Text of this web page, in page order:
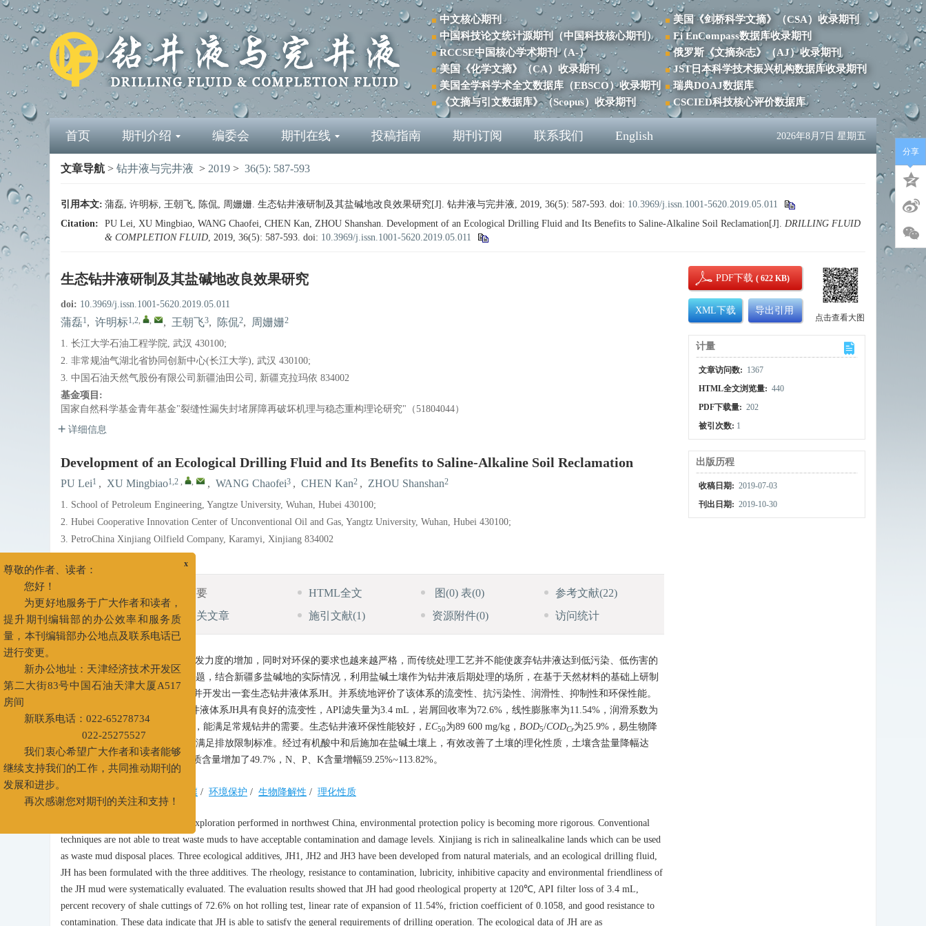
中文核心期刊
中国科技论文统计源期刊（中国科技核心期刊）
RCCSE中国核心学术期刊（A-）
美国《化学文摘》（CA）收录期刊
美国全学科学术全文数据库（EBSCO）收录期刊
《文摘与引文数据库》（Scopus）收录期刊
美国《剑桥科学文摘》（CSA）收录期刊
Ei EnCompass数据库收录期刊
俄罗斯《文摘杂志》（AJ）收录期刊
JST日本科学技术振兴机构数据库收录期刊
瑞典DOAJ数据库
CSCIED科技核心评价数据库
首页 期刊介绍 编委会 期刊在线 投稿指南 期刊订阅 联系我们 English 2026年8月7日 星期五
文章导航 > 钻井液与完井液 > 2019 > 36(5): 587-593
引用本文: 蒲磊, 许明标, 王朝飞, 陈侃, 周姗姗. 生态钻井液研制及其盐碱地改良效果研究[J]. 钻井液与完井液, 2019, 36(5): 587-593. doi: 10.3969/j.issn.1001-5620.2019.05.011
Citation:
PU Lei, XU Mingbiao, WANG Chaofei, CHEN Kan, ZHOU Shanshan. Development of an Ecological Drilling Fluid and Its Benefits to Saline-Alkaline Soil Reclamation[J]. DRILLING FLUID
& COMPLETION FLUID, 2019, 36(5): 587-593. doi: 10.3969/j.issn.1001-5620.2019.05.011
生态钻井液研制及其盐碱地改良效果研究
doi: 10.3969/j.issn.1001-5620.2019.05.011
蒲磊1, 许明标1,2, , , 王朝飞3, 陈侃2, 周姗姗2
1. 长江大学石油工程学院, 武汉 430100;
2. 非常规油气湖北省协同创新中心(长江大学), 武汉 430100;
3. 中国石油天然气股份有限公司新疆油田公司, 新疆克拉玛依 834002
基金项目:
国家自然科学基金青年基金"裂缝性漏失封堵屏障再破坏机理与稳态重构理论研究"（51804044）
详细信息
Development of an Ecological Drilling Fluid and Its Benefits to Saline-Alkaline Soil Reclamation
PU Lei1 , XU Mingbiao1,2 , , , WANG Chaofei3 , CHEN Kan2 , ZHOU Shanshan2
1. School of Petroleum Engineering, Yangtze University, Wuhan, Hubei 430100;
2. Hubei Cooperative Innovation Center of Unconventional Oil and Gas, Yangtz University, Wuhan, Hubei 430100;
3. PetroChina Xinjiang Oilfield Company, Karamyi, Xinjiang 834002
摘要
摘要 HTML全文 图(0) 表(0) 参考文献(22)
相关文章
施引文献(1) 资源附件(0) 访问统计
随着我国对西北部勘探开发力度的增加，同时对环保的要求也越来越严格，而传统处理工艺并不能使废弃钻井液达到低污染、低伤害的
目的。针对废弃钻井液的污染问题，结合新疆多盐碱地的实际情况，利用盐碱土壤作为钻井液后期处理的场所，在基于天然材料的基础上研制
了生态处理剂JH1、JH2、JH3，并开发出一套生态钻井液体系JH。并系统地评价了该体系的流变性、抗污染性、润滑性、抑制性和环保性能。
实验结果表明，120℃下生态钻井液体系JH具有良好的流变性，API滤失量为3.4 mL，岩屑回收率为72.6%，线性膨胀率为11.54%，润滑系数为
0.1058，具有较好的抗污染性能，能满足常规钻井的需要。生态钻井液环保性能较好， EC50为89 600 mg/kg， BOD5/CODCr为25.9%，易生物降
解，重金属含量低于最低限值，满足排放限制标准。经过有机酸中和后施加在盐碱土壤上，有效改善了土壤的理化性质，土壤含盐量降幅达
54.3%，pH值恢复至6.85，有机质含量增加了49.7%，N、P、K含量增幅59.25%~113.82%。
盐碱土壤 / 环境保护 / 生物降解性 / 理化性质
With more and more exploration performed in northwest China, environmental protection policy is becoming more rigorous. Conventional
techniques are not able to treat waste muds to have acceptable contamination and damage levels. Xinjiang is rich in salinealkaline lands which can be used
as waste mud disposal places. Three ecological additives, JH1, JH2 and JH3 have been developed from natural materials, and an ecological drilling fluid,
JH has been formulated with the three additives. The rheology, resistance to contamination, lubricity, inhibitive capacity and environmental friendliness of
the JH mud were systematically evaluated. The evaluation results showed that JH had good rheological property at 120℃, API filter loss of 3.4 mL,
percent recovery of shale cuttings of 72.6% on hot rolling test, linear rate of expansion of 11.54%, friction coefficient of 0.1058, and good resistance to
contamination. These data indicate that JH is able to satisfy the general requirements of drilling operation. The ecological data of JH are as
PDF下载( 622 KB)
XML下载 导出引用
点击查看大图
计量
文章访问数: 1367
HTML全文浏览量: 440
PDF下载量: 202
被引次数: 1
出版历程
收稿日期: 2019-07-03
刊出日期: 2019-10-30
分享
尊敬的作者、读者：
您好！
为更好地服务于广大作者和读者，
提升期刊编辑部的办公效率和服务质
量，本刊编辑部办公地点及联系电话已
进行变更。
新办公地址：天津经济技术开发区
第二大街83号中国石油天津大厦A517
房间
新联系电话：022-65278734
022-25275527
我们衷心希望广大作者和读者能够
继续支持我们的工作，共同推动期刊的
发展和进步。
再次感谢您对期刊的关注和支持！